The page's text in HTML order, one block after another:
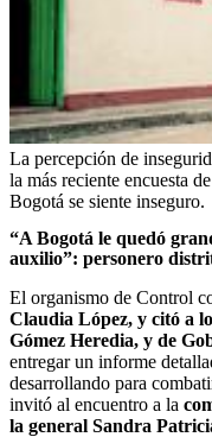
La percepción de
la más reciente encuesta
Bogotá se siente inseguro.
“A Bogotá le quedó
auxilio”: personero
El organismo de Control
Claudia López, y citó a
Gómez Heredia, y de
entregar un informe
desarrollando para
invitó al encuentro a la
la general Sandra